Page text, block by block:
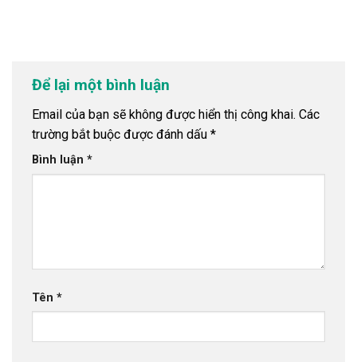
Để lại một bình luận
Email của bạn sẽ không được hiển thị công khai. Các
trường bắt buộc được đánh dấu *
Bình luận *
Tên *